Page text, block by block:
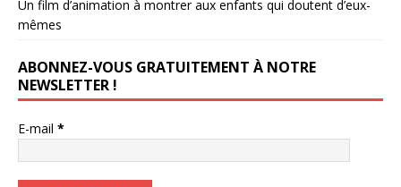
Un film d’animation à montrer aux enfants qui doutent d’eux-
mêmes
ABONNEZ-VOUS GRATUITEMENT À NOTRE
NEWSLETTER !
E-mail *